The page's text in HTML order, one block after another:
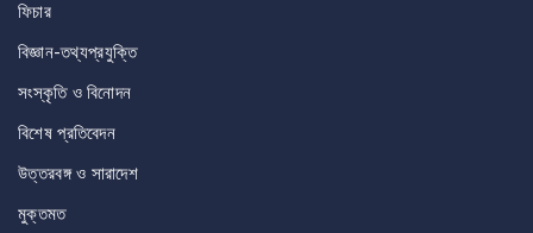
ফিচার
বিজ্ঞান-তথ্যপ্রযুক্তি
সংস্কৃতি ও বিনোদন
বিশেষ প্রতিবেদন
উত্তরবঙ্গ ও সারাদেশ
মুক্তমত